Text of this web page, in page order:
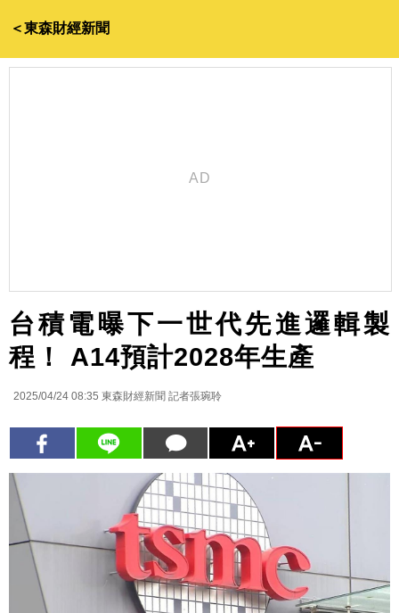
＜東森財經新聞
台積電曝下一世代先進邏輯製
程！ A14預計2028年生產
2025/04/24 08:35 東森財經新聞 記者張琬聆